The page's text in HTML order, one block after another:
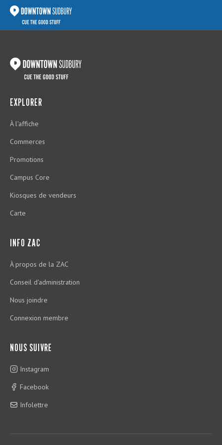
EXPLORER
À l'affiche
Commerces
Promotions
Campus Core
Kiosques de vendeurs
Carte
INFO ZAC
À propos de la ZAC
Conseil d'administration
Nous joindre
Connexion membre
NOUS SUIVRE
Instagram
Facebook
Infolettre